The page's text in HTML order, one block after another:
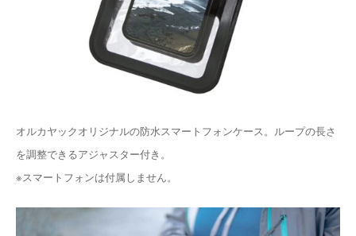
オルカヤックオリジナルの防水スマートフォンケース。ループの長さ
を調整できるアジャスター付き。
※スマートフォンは付属しません。